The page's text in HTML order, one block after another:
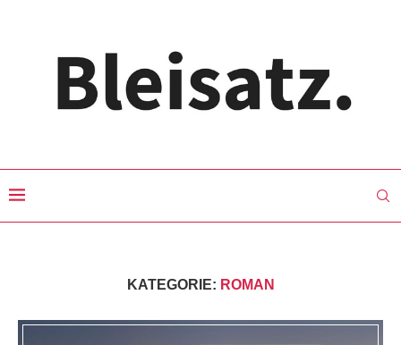
KATEGORIE: ROMAN